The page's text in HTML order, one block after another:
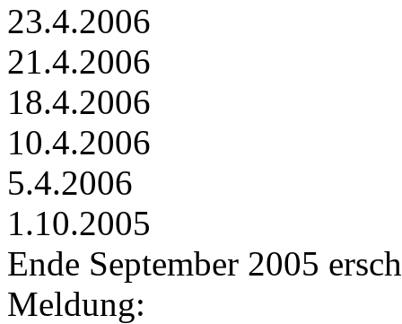
23.4.2006
21.4.2006
18.4.2006
10.4.2006
5.4.2006
1.10.2005
Ende September 2005
Meldung: